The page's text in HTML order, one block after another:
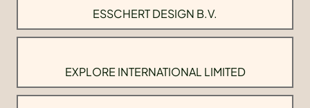
ESSCHERT DESIGN B.V.
EXPLORE INTERNATIONAL LIMITED